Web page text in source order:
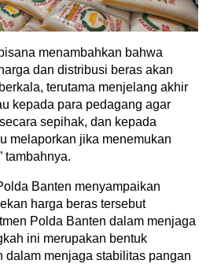
menambahkan bahwa
dan distribusi beras akan
terutama menjelang akhir
kepada para pedagang agar
sepihak, dan kepada
melaporkan jika menemukan
tambahnya.
Banten menyampaikan
harga beras tersebut
Polda Banten dalam menjaga
ini merupakan bentuk
dalam menjaga stabilitas pangan